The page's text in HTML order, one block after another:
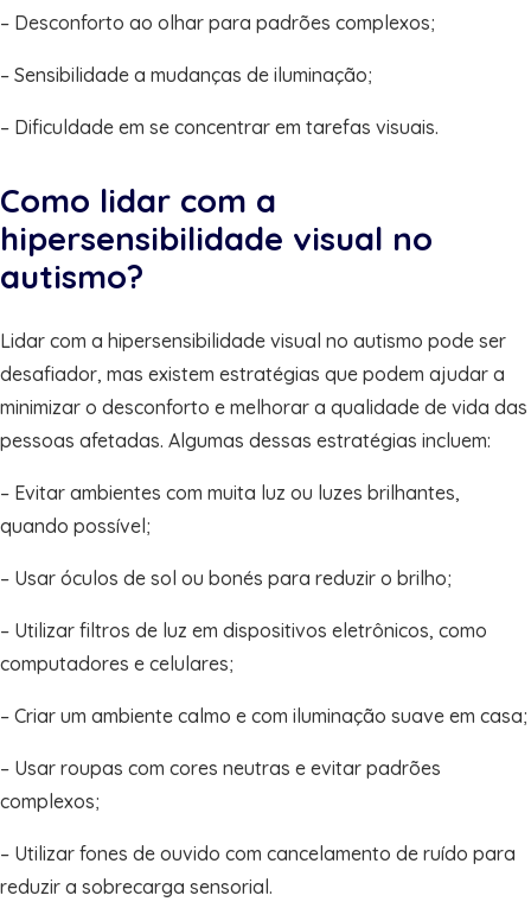
– Desconforto ao olhar para padrões complexos;
– Sensibilidade a mudanças de iluminação;
– Dificuldade em se concentrar em tarefas visuais.
Como lidar com a
hipersensibilidade visual no
autismo?
Lidar com a hipersensibilidade visual no autismo pode ser
desafiador, mas existem estratégias que podem ajudar a
minimizar o desconforto e melhorar a qualidade de vida das
pessoas afetadas. Algumas dessas estratégias incluem:
– Evitar ambientes com muita luz ou luzes brilhantes,
quando possível;
– Usar óculos de sol ou bonés para reduzir o brilho;
– Utilizar filtros de luz em dispositivos eletrônicos, como
computadores e celulares;
– Criar um ambiente calmo e com iluminação suave em casa;
– Usar roupas com cores neutras e evitar padrões
complexos;
– Utilizar fones de ouvido com cancelamento de ruído para
reduzir a sobrecarga sensorial.